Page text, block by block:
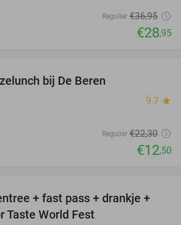
Regulier €36,95
€28,95
bij De Beren
9.7 star
Regulier €22,30
€12,50
56%
+ fast pass + drankje +
Taste World Fest